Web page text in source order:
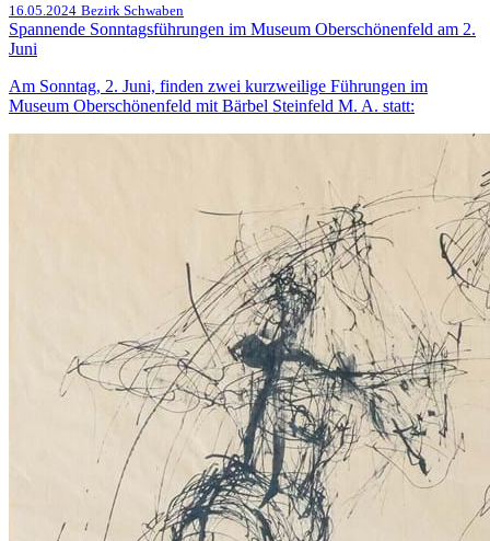
16.05.2024 Bezirk Schwaben
Spannende Sonntagsführungen im Museum Oberschönenfeld am 2.
Juni
Am Sonntag, 2. Juni, finden zwei kurzweilige Führungen im
Museum Oberschönenfeld mit Bärbel Steinfeld M. A. statt: